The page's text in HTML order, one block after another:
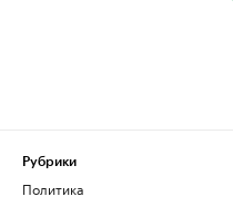
Рубрики
Политика